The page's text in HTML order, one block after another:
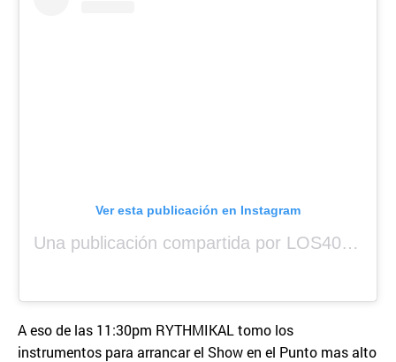
Ver esta publicación en Instagram
Una publicación compartida por LOS40 Panamá (@los40panama)
A eso de las 11:30pm RYTHMIKAL tomo los
instrumentos para arrancar el Show en el Punto mas alto